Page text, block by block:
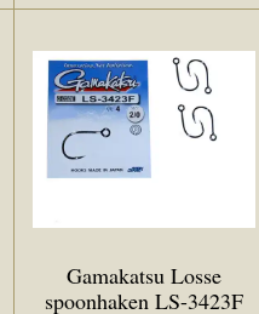
Gamakatsu Losse
spoonhaken LS-3423F